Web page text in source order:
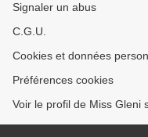
Signaler un abus
C.G.U.
Cookies et données
Préférences cookies
Voir le profil de Miss Gleni